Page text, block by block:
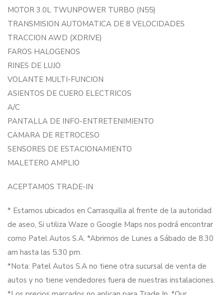
MOTOR 3.0L TWUNPOWER TURBO (N55)
TRANSMISION AUTOMATICA DE 8 VELOCIDADES
TRACCION AWD (XDRIVE)
FAROS HALOGENOS
RINES DE LUJO
VOLANTE MULTI-FUNCION
ASIENTOS DE CUERO ELECTRICOS
A/C
PANTALLA DE INFO-ENTRETENIMIENTO
CAMARA DE RETROCESO
SENSORES DE ESTACIONAMIENTO
MALETERO AMPLIO
ACEPTAMOS TRADE-IN
* Estamos ubicados en Carrasquilla al frente de la autoridad
de aseo, Si utiliza Waze o Google Maps nos podrá encontrar
como Patel Autos S.A. *Abrimos de Lunes a Sábado de 8.30
am hasta las 5.30 pm.
*Nota: Patel Autos S.A no tiene otra sucursal de venta de
autos y no tiene vendedores fuera de nuestras instalaciones.